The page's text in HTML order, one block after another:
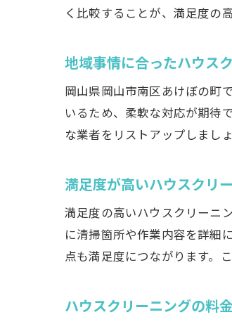
く比較することが、満足度の
地域事情に合ったハウス
岡山県岡山市南区あけぼの町
いるため、柔軟な対応が期待
な業者をリストアップしまし
満足度が高いハウスクリ
満足度の高いハウスクリーニ
に清掃箇所や作業内容を詳細
点も満足度につながります。
ハウスクリーニングの料